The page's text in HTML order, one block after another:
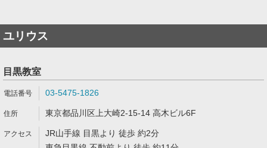
ユリウス
目黒教室
03-5475-1826
東京都品川区上大崎2-15-14 高木ビル6F
JR山手線 目黒より 徒歩 約2分